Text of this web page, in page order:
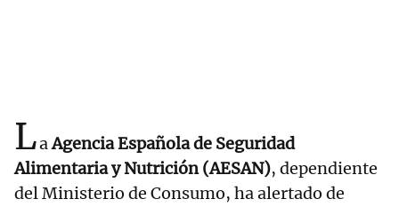
LaAgencia Española de Seguridad
Alimentaria y Nutrición (AESAN), dependiente
del Ministerio de Consumo, ha alertado de